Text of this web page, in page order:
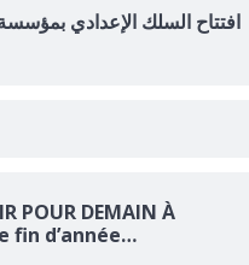
POUR DEMAIN À
fin d’année…